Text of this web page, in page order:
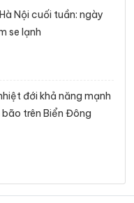
Nội cuối tuần: ngày
se lạnh
đới khả năng mạnh
bão trên Biển Đông